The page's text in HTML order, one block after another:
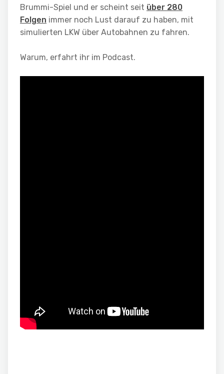
Brummi-Spiel und er scheint seit über 280
Folgen immer noch Lust darauf zu haben, mit
simulierten LKW über Autobahnen zu fahren.
Warum, erfahrt ihr im Podcast.